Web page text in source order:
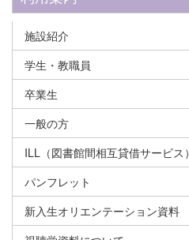
施設紹介
学生・教職員
卒業生
一般の方
ILL（図書館間相互貸借サービス）
パンフレット
新入生オリエンテーション資料